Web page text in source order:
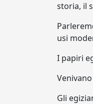
storia, il
usi
I papiri
Gli